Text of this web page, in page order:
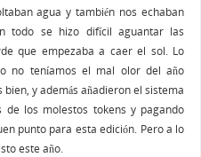
agua y también nos echaban
todo se hizo difícil aguantar las
que empezaba a caer el sol. Lo
no teníamos el mal olor del año
y además añadieron el sistema
de los molestos tokens y pagando
punto para esta edición. Pero a lo
este año.